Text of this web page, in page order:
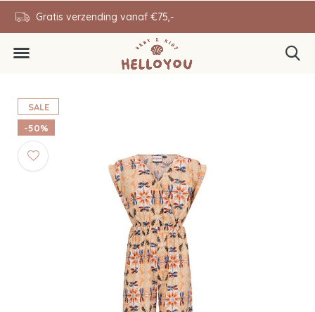
Gratis verzending vanaf €75,-
SALE
-50%